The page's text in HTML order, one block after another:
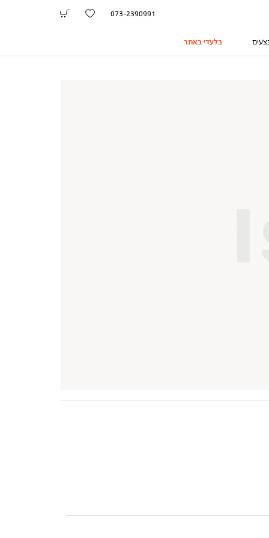
073-2390991
בלעדי באתר